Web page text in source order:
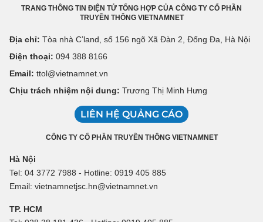
TRANG THÔNG TIN ĐIỆN TỬ TỔNG HỢP CỦA CÔNG TY CỔ PHẦN
TRUYỀN THÔNG VIETNAMNET
Địa chỉ: Tòa nhà C’land, số 156 ngõ Xã Đàn 2, Đống Đa, Hà Nội
Điện thoại: 094 388 8166
Email: ttol@vietnamnet.vn
Chịu trách nhiệm nội dung: Trương Thị Minh Hưng
LIÊN HỆ QUẢNG CÁO
CÔNG TY CỔ PHẦN TRUYỀN THÔNG VIETNAMNET
Hà Nội
Tel: 04 3772 7988 - Hotline: 0919 405 885
Email: vietnamnetjsc.hn@vietnamnet.vn
TP. HCM